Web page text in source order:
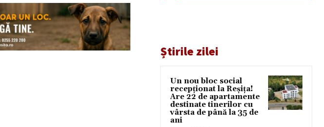
Știrile zilei
Un nou bloc social
recepționat la Reșița!
Are 22 de apartamente
destinate tinerilor cu
vârsta de până la 35 de
ani